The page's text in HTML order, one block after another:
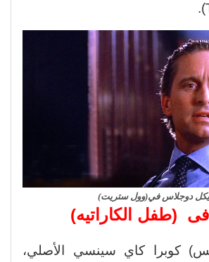
دوجلاس في(وول ستريت)
(طفل الكاراتيه)
كوبرا كاي سينسي الأصلي،